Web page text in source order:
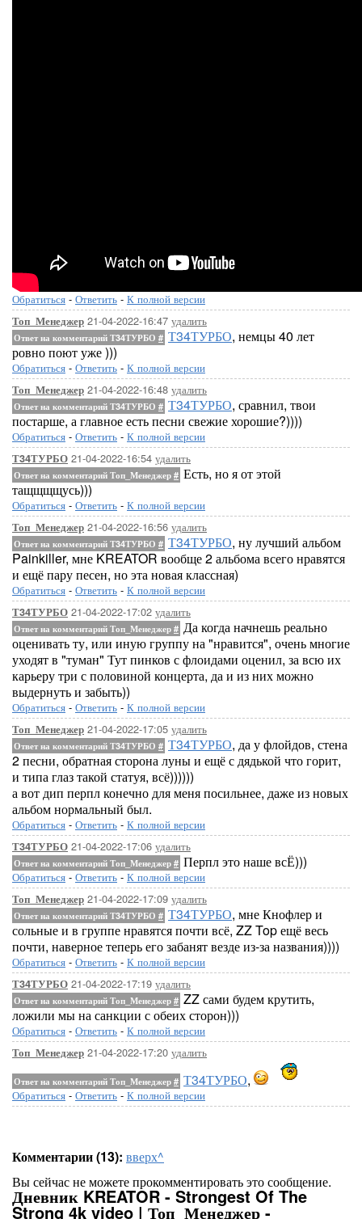
Обратиться - Ответить - К полной версии
Топ_Менеджер 21-04-2022-16:47 удалить
Ответ на комментарий Т34ТУРБО # Т34ТУРБО, немцы 40 лет
ровно поют уже )))
Обратиться - Ответить - К полной версии
Топ_Менеджер 21-04-2022-16:48 удалить
Ответ на комментарий Т34ТУРБО # Т34ТУРБО, сравнил, твои
постарше, а главное есть песни свежие хорошие?))))
Обратиться - Ответить - К полной версии
Т34ТУРБО 21-04-2022-16:54 удалить
Ответ на комментарий Топ_Менеджер # Есть, но я от этой
тащщщщусь)))
Обратиться - Ответить - К полной версии
Топ_Менеджер 21-04-2022-16:56 удалить
Ответ на комментарий Т34ТУРБО # Т34ТУРБО, ну лучший альбом
Painkiller, мне KREATOR вообще 2 альбома всего нравятся
и ещё пару песен, но эта новая классная)
Обратиться - Ответить - К полной версии
Т34ТУРБО 21-04-2022-17:02 удалить
Ответ на комментарий Топ_Менеджер # Да когда начнешь реально
оценивать ту, или иную группу на "нравится", очень многие
уходят в "туман" Тут пинков с флоидами оценил, за всю их
карьеру три с половиной концерта, да и из них можно
выдернуть и забыть))
Обратиться - Ответить - К полной версии
Топ_Менеджер 21-04-2022-17:05 удалить
Ответ на комментарий Т34ТУРБО # Т34ТУРБО, да у флойдов, стена
2 песни, обратная сторона луны и ещё с дядькой что горит,
и типа глаз такой статуя, всё))))))
а вот дип перпл конечно для меня посильнее, даже из новых
альбом нормальный был.
Обратиться - Ответить - К полной версии
Т34ТУРБО 21-04-2022-17:06 удалить
Ответ на комментарий Топ_Менеджер # Перпл это наше всЁ)))
Обратиться - Ответить - К полной версии
Топ_Менеджер 21-04-2022-17:09 удалить
Ответ на комментарий Т34ТУРБО # Т34ТУРБО, мне Кнофлер и
сольные и в группе нравятся почти всё, ZZ Top ещё весь
почти, наверное теперь его забанят везде из-за названия))))
Обратиться - Ответить - К полной версии
Т34ТУРБО 21-04-2022-17:19 удалить
Ответ на комментарий Топ_Менеджер # ZZ сами будем крутить,
ложили мы на санкции с обеих сторон)))
Обратиться - Ответить - К полной версии
Топ_Менеджер 21-04-2022-17:20 удалить
Ответ на комментарий Топ_Менеджер # Т34ТУРБО,
Обратиться - Ответить - К полной версии
Комментарии (13): вверх^
Вы сейчас не можете прокомментировать это сообщение.
Дневник KREATOR - Strongest Of The
Strong 4k video | Топ_Менеджер -